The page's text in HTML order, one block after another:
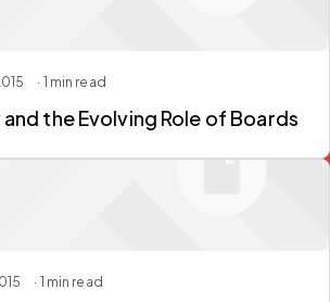
· 1 min read
the Evolving Role of Boards
· 1 min read